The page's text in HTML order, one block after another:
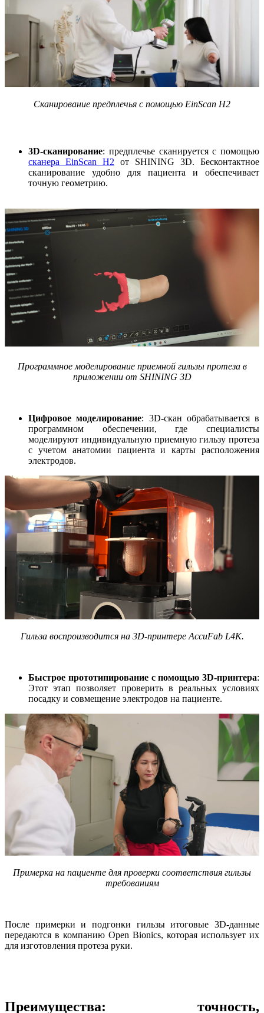
Сканирование предплечья с помощью EinScan H2
3D-сканирование: предплечье сканируется с помощью
сканера EinScan H2 от SHINING 3D. Бесконтактное
сканирование удобно для пациента и обеспечивает
точную геометрию.
Программное моделирование приемной гильзы протеза в
приложении от SHINING 3D
Цифровое моделирование: 3D-скан обрабатывается в
программном обеспечении, где специалисты
моделируют индивидуальную приемную гильзу протеза
с учетом анатомии пациента и карты расположения
электродов.
Гильза воспроизводится на 3D-принтере AccuFab L4K.
Быстрое прототипирование с помощью 3D-принтера:
Этот этап позволяет проверить в реальных условиях
посадку и совмещение электродов на пациенте.
Примерка на пациенте для проверки соответствия гильзы
требованиям
После примерки и подгонки гильзы итоговые 3D-данные
передаются в компанию Open Bionics, которая использует их
для изготовления протеза руки.
Преимущества: точность,